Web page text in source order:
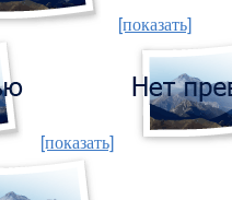
[показать]
[показать]